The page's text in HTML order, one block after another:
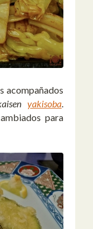
acompañados
yakisoba
para